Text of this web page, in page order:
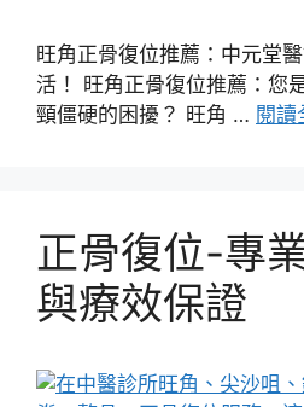
旺角正骨復位推薦：中元堂
活！ 旺角正骨復位推薦：您
頸僵硬的困擾？ 旺角 … 閱讀
正骨復位-專
與療效保證